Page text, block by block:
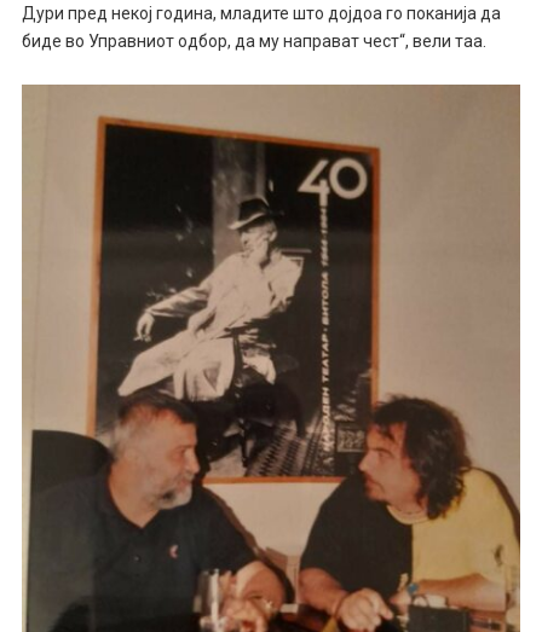
Дури пред некој година, младите што дојдоа го поканија да
биде во Управниот одбор, да му направат чест“, вели таа.